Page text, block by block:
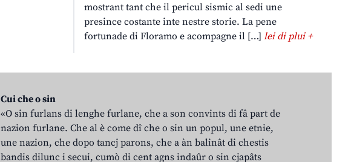
mostrant tant che il pericul sismic al sedi une
presince costante inte nestre storie. La pene
fortunade di Floramo e acompagne il […]lei di plui +
Cui che o sin
«O sin furlans di lenghe furlane, che a son convints di fâ part de
nazion furlane. Che al è come dî che o sin un popul, une etnie,
une nazion, che dopo tancj parons, che a àn balinât di chestis
bandis dilunc i secui, cumò di cent agns indaûr o sin cjapâts